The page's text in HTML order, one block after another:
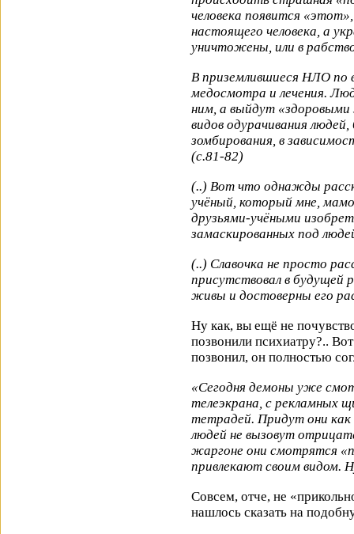
человека появится
настоящего человека, а
уничтожены, или в
В приземлившиеся НЛО по
медосмотра и лечения.
ним, а выйдут «здоровыми
видов одурачивания
зомбирования, в
(с.81-82)
(..) Вот что однажды
учёный, который мне,
друзьями-учёными
замаскированных под
(..) Славочка не просто
присутствовал в будущей
живы и достоверны его
Ну как, вы ещё не
позвонили психиатру?..
позвонил, он полностью
«Сегодня демоны уже
телеэкрана, с рекламных
тетрадей. Придут они
людей не вызовут
жаргоне они смотрятся
привлекают своим видом.
Совсем, отче, не
нашлось сказать на